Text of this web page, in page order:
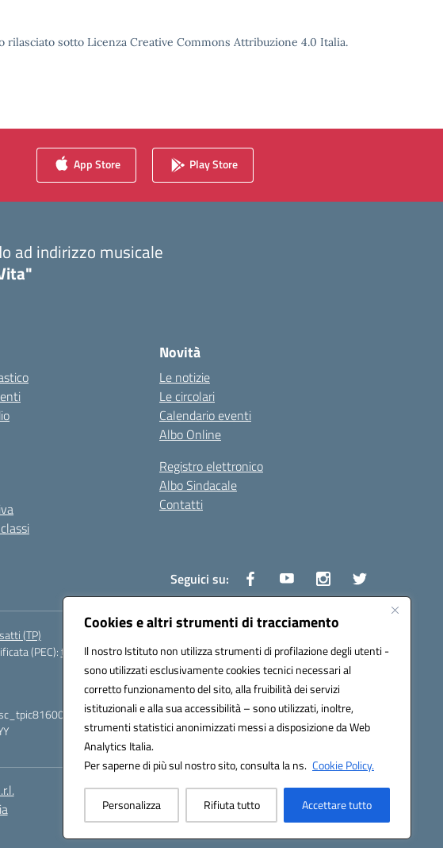
Cookies e altri strumenti di tracciamento
Il nostro Istituto non utilizza strumenti di profilazione degli utenti -
sono utilizzati esclusivamente cookies tecnici necessari al
corretto funzionamento del sito, alla fruibilità dei servizi
istituzionali e alla sua accessibilità – sono utilizzati, inoltre,
strumenti statistici anonimizzati messi a disposizione da Web
Analytics Italia.
Per saperne di più sul nostro sito, consulta la ns. Cookie Policy.
Personalizza Rifiuta tutto Accettare tutto
sotto Licenza Creative Commons Attribuzione 4.0 Italia.
App Store Play Store
ad indirizzo musicale
Novità
Le notizie
Le circolari
Calendario eventi
Albo Online
Registro elettronico
Albo Sindacale
Contatti
Seguici su:
(TP)
(PEC):tpic81600v@pec.istruzione.it